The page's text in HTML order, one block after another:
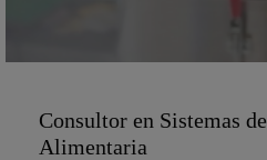
Consultor en Sistemas
Alimentaria